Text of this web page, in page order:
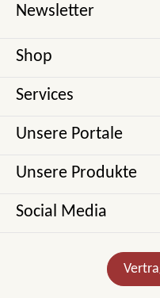
Newsletter
Shop
Services
Unsere Portale
Unsere Produkte
Social Media